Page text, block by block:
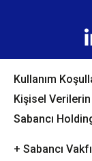
Kullanım
Kişisel
Sabancı
+ Sabancı Vakfı